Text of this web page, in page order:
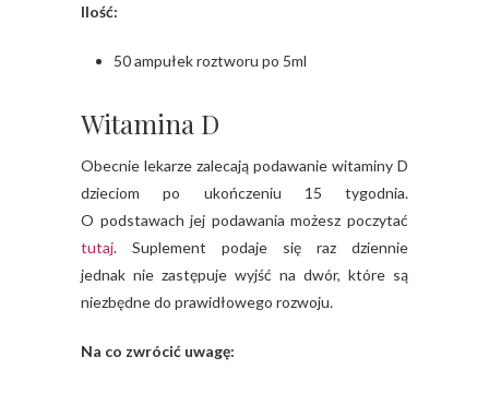
Ilość:
50 ampułek roztworu po 5ml
Witamina D
Obecnie lekarze zalecają podawanie witaminy D
dzieciom po ukończeniu 15 tygodnia.
O podstawach jej podawania możesz poczytać
tutaj. Suplement podaje się raz dziennie
jednak nie zastępuje wyjść na dwór, które są
niezbędne do prawidłowego rozwoju.
Na co zwrócić uwagę: